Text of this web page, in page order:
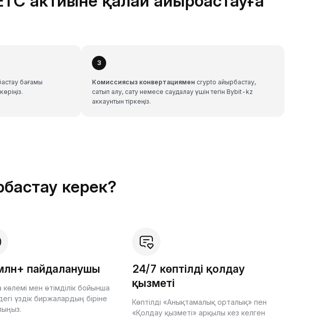
бағамы
3
Комиссиясыз конвертациямен crypto айырбастау,
сатып алу, сату немесе саудалау үшін тегін Bybit-kz
аккаунтын тіркеңіз.
керек?
пайдаланушы
көлемі мен өтімділік бойынша
үздік биржалардың біріне
24/7 көптілді қолдау
қызметі
Көптілді «Анықтамалық орталық» пен
«Қолдау қызметі» арқылы кез келген